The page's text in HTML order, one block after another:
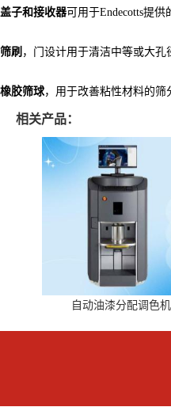
盖子和接收器可用于Endecotts提供
筛刷 ，门设计用于清洁中等或大孔
橡胶筛球，用于改善粘性材料的筛
相关产品：
自动油漆分配调色机